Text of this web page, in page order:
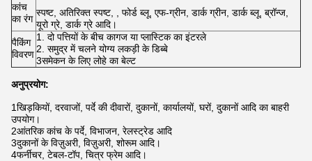
कांच
का रंग
स्पष्ट, अतिरिक्त स्पष्ट, , फोर्ड ब्लू, एफ-ग्रीन, डार्क ग्रीन, डार्क ब्लू, ब्रॉन्ज,
यूरो ग्रे, डार्क ग्रे आदि।
पैकिंग
विवरण
1. दो पत्तियों के बीच कागज या प्लास्टिक का इंटरले
2. समुद्र में चलने योग्य लकड़ी के डिब्बे
3समेकन के लिए लोहे का बेल्ट
अनुप्रयोग:
1खिड़कियों, दरवाजों, पर्दे की दीवारों, दुकानों, कार्यालयों, घरों, दुकानों आदि का बाहरी
उपयोग।
2आंतरिक कांच के पर्दे, विभाजन, रेलस्ट्रेड आदि
3दुकानों के विज़ुअरी, विज़ुअरी, शोरूम आदि।
4फर्नीचर, टेबल-टॉप, चित्र फ्रेम आदि।